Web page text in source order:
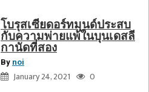
โบรุสเซียดอร์ทมุนด์ประสบ
กับความพ่ายแพ้ในบุนเดสลี
กานัดที่สอง
By noi
January 24, 2021 0
จีน
ปลอดภัย
ไม่มี
ใคร
เสีย